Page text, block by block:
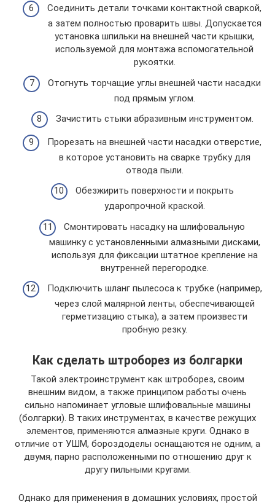
Соединить детали точками контактной сваркой,
а затем полностью проварить швы. Допускается
установка шпильки на внешней части крышки,
используемой для монтажа вспомогательной
рукоятки.
Отогнуть торчащие углы внешней части насадки
под прямым углом.
Зачистить стыки абразивным инструментом.
Прорезать на внешней части насадки отверстие,
в которое установить на сварке трубку для
отвода пыли.
Обезжирить поверхности и покрыть
ударопрочной краской.
Смонтировать насадку на шлифовальную
машинку с установленными алмазными дисками,
используя для фиксации штатное крепление на
внутренней перегородке.
Подключить шланг пылесоса к трубке (например,
через слой малярной ленты, обеспечивающей
герметизацию стыка), а затем произвести
пробную резку.
Как сделать штроборез из болгарки
Такой электроинструмент как штроборез, своим
внешним видом, а также принципом работы очень
сильно напоминает угловые шлифовальные машины
(болгарки). В таких инструментах, в качестве режущих
элементов, применяются алмазные круги. Однако в
отличие от УШМ, бороздоделы оснащаются не одним, а
двумя, парно расположенными по отношению друг к
другу пильными кругами.
Однако для применения в домашних условиях, простой